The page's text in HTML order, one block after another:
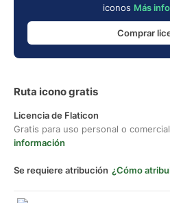
iconos Más
Comprar
Ruta icono gratis
Licencia de Flaticon
Gratis para uso personal o
información
Se requiere atribución ¿Cómo